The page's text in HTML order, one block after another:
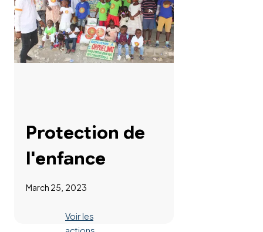
Protection de
l'enfance
March 25, 2023
Voir les